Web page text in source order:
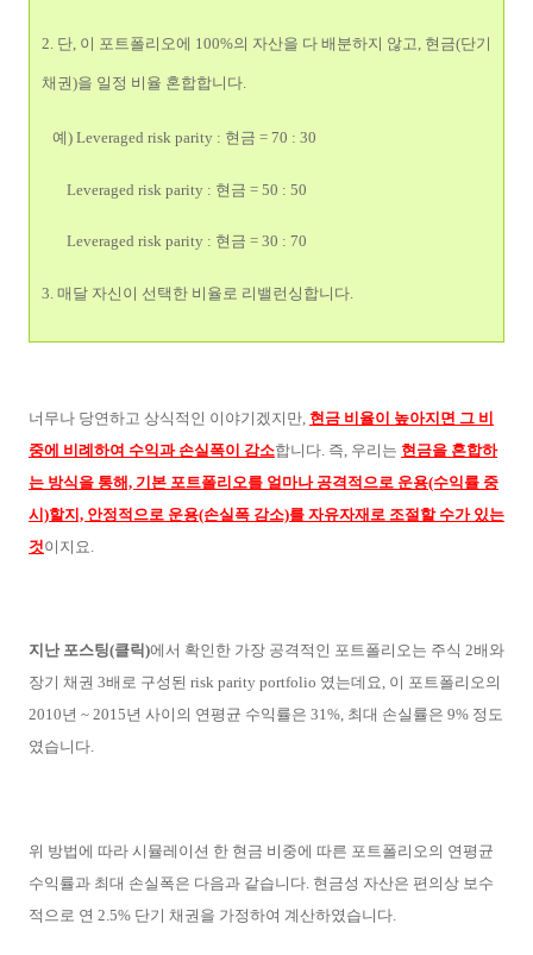
2. 단, 이 포트폴리오에 100%의 자산을 다 배분하지 않고, 현금(단기
채권)을 일정 비율 혼합합니다.
예) Leveraged risk parity : 현금 = 70 : 30
Leveraged risk parity : 현금 = 50 : 50
Leveraged risk parity : 현금 = 30 : 70
3. 매달 자신이 선택한 비율로 리밸런싱합니다.
너무나 당연하고 상식적인 이야기겠지만, 현금 비율이 높아지면 그 비
중에 비례하여 수익과 손실폭이 감소합니다. 즉, 우리는 현금을 혼합하
는 방식을 통해, 기본 포트폴리오를 얼마나 공격적으로 운용(수익률 중
시)할지, 안정적으로 운용(손실폭 감소)를 자유자재로 조절할 수가 있는
것이지요.
지난 포스팅(클릭)에서 확인한 가장 공격적인 포트폴리오는 주식 2배와
장기 채권 3배로 구성된 risk parity portfolio 였는데요, 이 포트폴리오의
2010년 ~ 2015년 사이의 연평균 수익률은 31%, 최대 손실률은 9% 정도
였습니다.
위 방법에 따라 시뮬레이션 한 현금 비중에 따른 포트폴리오의 연평균
수익률과 최대 손실폭은 다음과 같습니다. 현금성 자산은 편의상 보수
적으로 연 2.5% 단기 채권을 가정하여 계산하였습니다.